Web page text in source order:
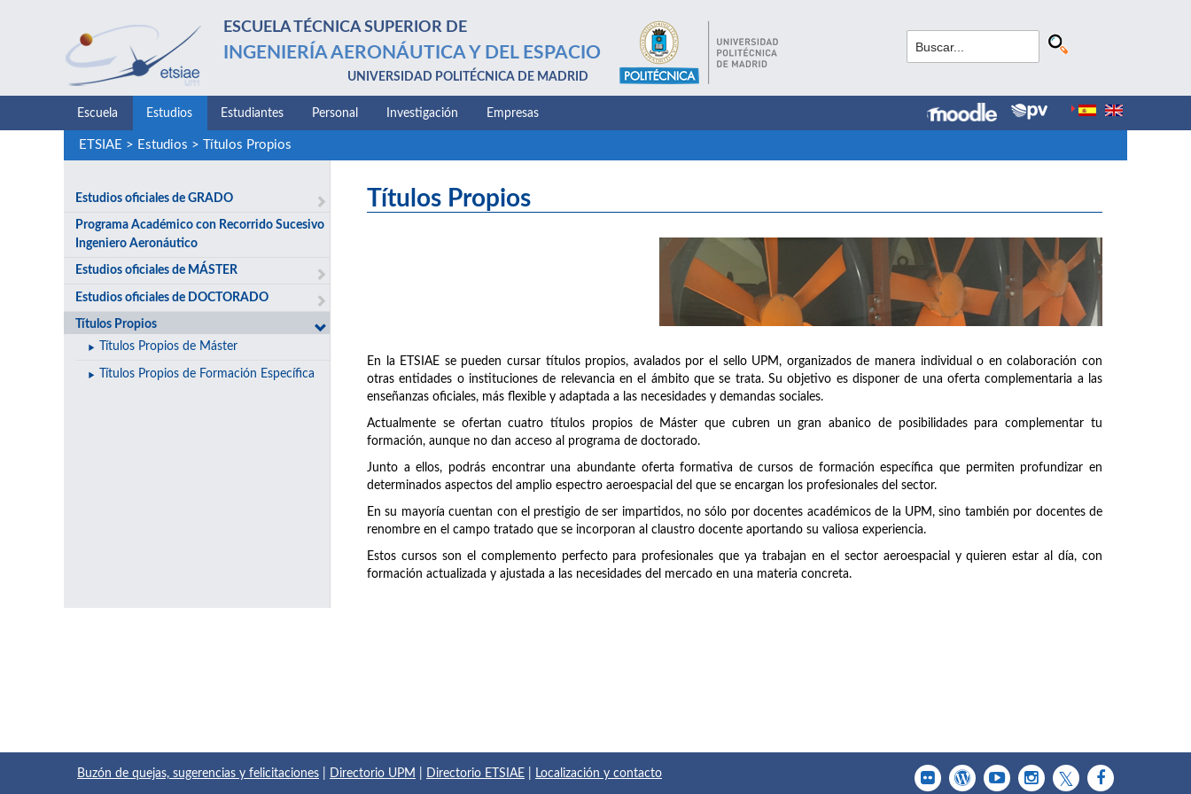
ESCUELA TÉCNICA SUPERIOR DE
INGENIERÍA AERONÁUTICA Y DEL ESPACIO
UNIVERSIDAD POLITÉCNICA DE MADRID
Escuela Estudios Estudiantes Personal Investigación Empresas
ETSIAE > Estudios > Títulos Propios
Estudios oficiales de GRADO
Programa Académico con Recorrido Sucesivo
Ingeniero Aeronáutico
Estudios oficiales de MÁSTER
Estudios oficiales de DOCTORADO
Títulos Propios
Títulos Propios de Máster
Títulos Propios de Formación Específica
Títulos Propios
En la ETSIAE se pueden cursar títulos propios, avalados por el sello UPM, organizados de manera individual o en colaboración con
otras entidades o instituciones de relevancia en el ámbito que se trata. Su objetivo es disponer de una oferta complementaria a las
enseñanzas oficiales, más flexible y adaptada a las necesidades y demandas sociales.
Actualmente se ofertan cuatro títulos propios de Máster que cubren un gran abanico de posibilidades para complementar tu
formación, aunque no dan acceso al programa de doctorado.
Junto a ellos, podrás encontrar una abundante oferta formativa de cursos de formación específica que permiten profundizar en
determinados aspectos del amplio espectro aeroespacial del que se encargan los profesionales del sector.
En su mayoría cuentan con el prestigio de ser impartidos, no sólo por docentes académicos de la UPM, sino también por docentes de
renombre en el campo tratado que se incorporan al claustro docente aportando su valiosa experiencia.
Estos cursos son el complemento perfecto para profesionales que ya trabajan en el sector aeroespacial y quieren estar al día, con
formación actualizada y ajustada a las necesidades del mercado en una materia concreta.
Buzón de quejas, sugerencias y felicitaciones Directorio UPM Directorio ETSIAE Localización y contacto